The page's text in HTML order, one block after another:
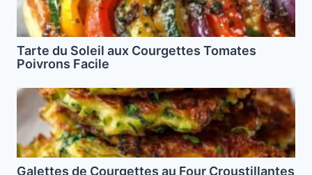
Tarte du Soleil aux Courgettes Tomates
Poivrons Facile
Galettes de Courgettes au Four Croustillantes